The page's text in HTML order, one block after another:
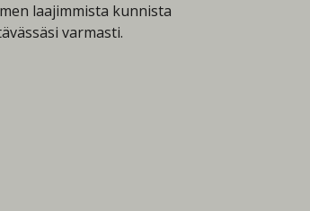
laajimmista kunnista
varmasti.